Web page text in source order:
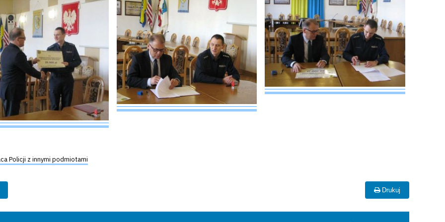
Policji z innymi podmiotami
Drukuj